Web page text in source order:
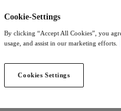
Cookie-Settings
By clicking “Accept All Cookies”, you
usage, and assist in our marketing efforts.
Cookies Settings